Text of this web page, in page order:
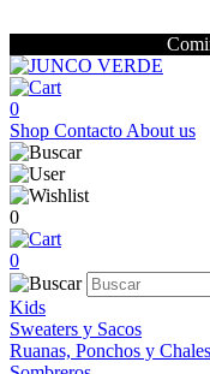
0
Shop Contacto About us
0
0
Kids
Sweaters y Sacos
Ruanas, Ponchos y Chales